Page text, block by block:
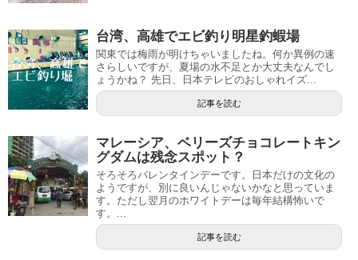
台湾、高雄でエビ釣り明星釣蝦場
関東では梅雨が明けちゃいましたね。何か異例の速
さらしいですが、夏場の水不足とか大丈夫なんでし
ょうかね？ 先日、日本テレビのおしゃれイズ...
記事を読む
マレーシア、ベリーズチョコレートキン
グダムは残念スポット？
そろそろバレンタインデーです。日本だけの文化の
ようですが、別に良いんじゃないかなと思っていま
す。ただし翌月のホワイトデーは毎年結構怖いで
す。...
記事を読む